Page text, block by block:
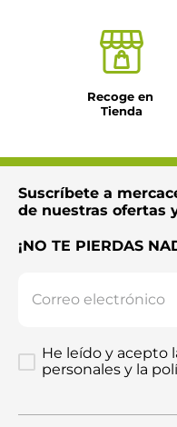
Recoge en
Tienda
Suscríbete a
de nuestras ofertas
¡NO TE PIERDAS
He leído y acepto
personales y la